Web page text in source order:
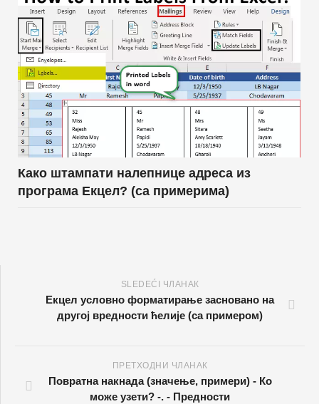
Како штампати налепнице адреса из
програма Екцел? (са примерима)
SLEDEĆI ЧЛАНАК
Екцел условно форматирање засновано на
другој вредности ћелије (са примером)
ПРЕТХОДНИ ЧЛАНАК
Повратна накнада (значење, примери) - Ко
може узети? -. - Предности